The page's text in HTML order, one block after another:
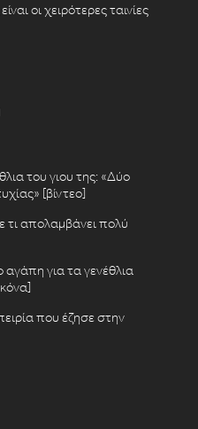
οι χειρότερες ταινίες
του γιου της: «Δύο
[βίντεο]
απολαμβάνει πολύ
αγάπη για τα γενέθλια
που έζησε στην